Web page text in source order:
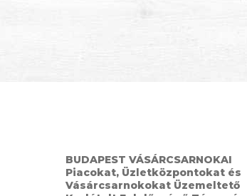
BUDAPEST VÁSÁRCSARNOKAI
Piacokat, Üzletközpontokat és
Vásárcsarnokokat Üzemeltető